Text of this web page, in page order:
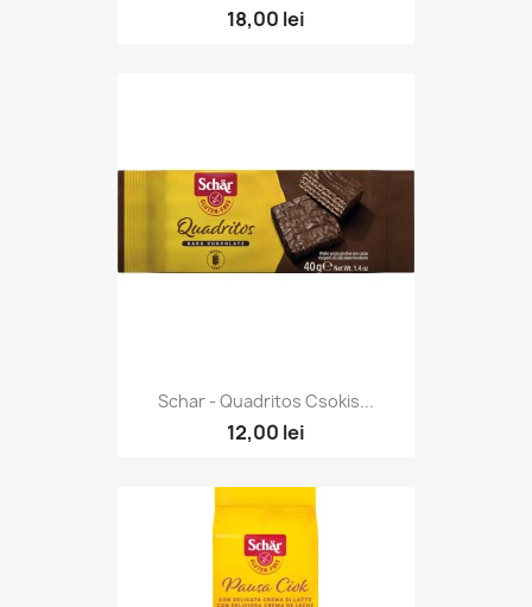
18,00 lei
Schar - Quadritos Csokis...
12,00 lei